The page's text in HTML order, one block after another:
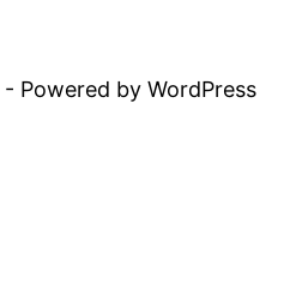
- Powered by WordPress